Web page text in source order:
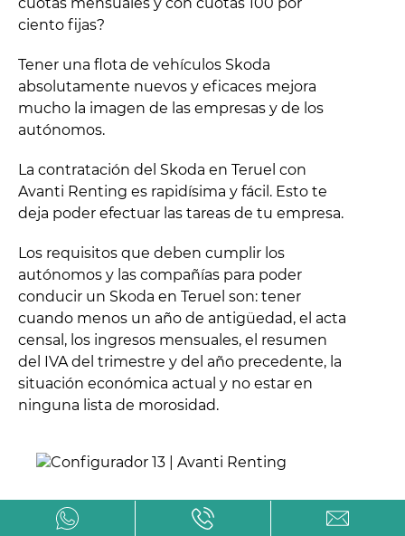
ciento fijas?
Tener una flota de vehículos Skoda
absolutamente nuevos y eficaces mejora
mucho la imagen de las empresas y de los
autónomos.
La contratación del Skoda en Teruel con
Avanti Renting es rapidísima y fácil. Esto te
deja poder efectuar las tareas de tu empresa.
Los requisitos que deben cumplir los
autónomos y las compañías para poder
conducir un Skoda en Teruel son: tener
cuando menos un año de antigüedad, el acta
censal, los ingresos mensuales, el resumen
del IVA del trimestre y del año precedente, la
situación económica actual y no estar en
ninguna lista de morosidad.